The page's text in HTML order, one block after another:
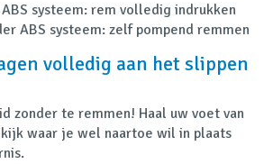
systeem: rem volledig indrukken
ABS systeem: zelf pompend remmen
volledig aan het slippen
zonder te remmen! Haal uw voet van
waar je wel naartoe wil in plaats